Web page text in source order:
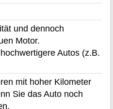
und dennoch
Motor.
Autos (z.B.
mit hoher Kilometer
Sie das Auto noch